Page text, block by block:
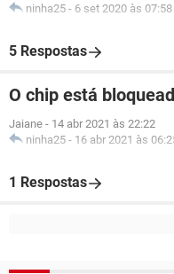
ninha25 - 6 set 2020 às 07:58
5 Respostas
O chip está
Jaiane - 14 abr 2021 às 22:22
ninha25 - 16 abr 2021 às
1 Respostas